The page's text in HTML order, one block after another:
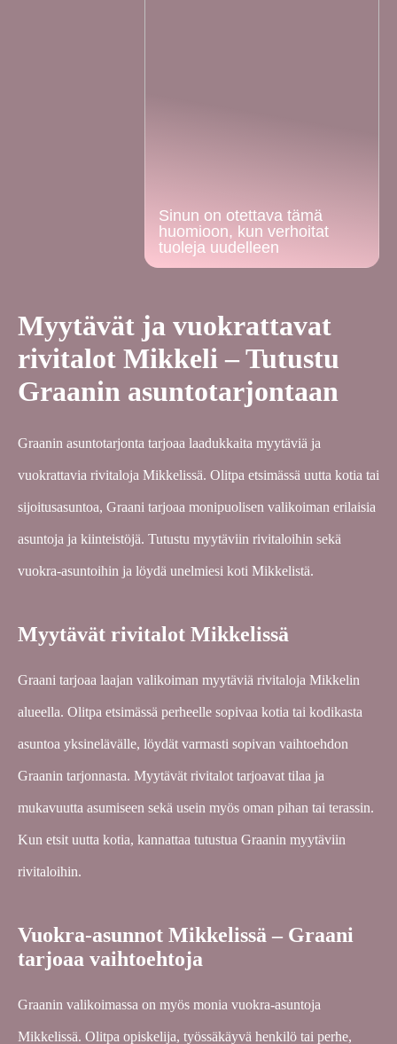
Sinun on otettava tämä
huomioon, kun verhoitat
tuoleja uudelleen
Myytävät ja vuokrattavat
rivitalot Mikkeli – Tutustu
Graanin asuntotarjontaan
Graanin asuntotarjonta tarjoaa laadukkaita myytäviä ja
vuokrattavia rivitaloja Mikkelissä. Olitpa etsimässä uutta kotia tai
sijoitusasuntoa, Graani tarjoaa monipuolisen valikoiman erilaisia
asuntoja ja kiinteistöjä. Tutustu myytäviin rivitaloihin sekä
vuokra-asuntoihin ja löydä unelmiesi koti Mikkelistä.
Myytävät rivitalot Mikkelissä
Graani tarjoaa laajan valikoiman myytäviä rivitaloja Mikkelin
alueella. Olitpa etsimässä perheelle sopivaa kotia tai kodikasta
asuntoa yksinelävälle, löydät varmasti sopivan vaihtoehdon
Graanin tarjonnasta. Myytävät rivitalot tarjoavat tilaa ja
mukavuutta asumiseen sekä usein myös oman pihan tai terassin.
Kun etsit uutta kotia, kannattaa tutustua Graanin myytäviin
rivitaloihin.
Vuokra-asunnot Mikkelissä – Graani
tarjoaa vaihtoehtoja
Graanin valikoimassa on myös monia vuokra-asuntoja
Mikkelissä. Olitpa opiskelija, työssäkäyvä henkilö tai perhe,